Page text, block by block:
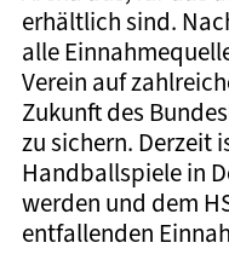
erhältlich sind.
alle
Verein auf
Zukunft des
zu sichern. Derzeit
Handballspiele in
werden und dem
entfallenden